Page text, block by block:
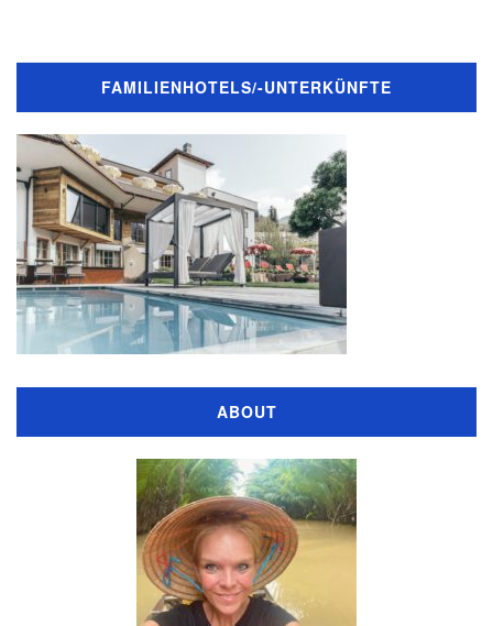
FAMILIENHOTELS/-UNTERKÜNFTE
ABOUT